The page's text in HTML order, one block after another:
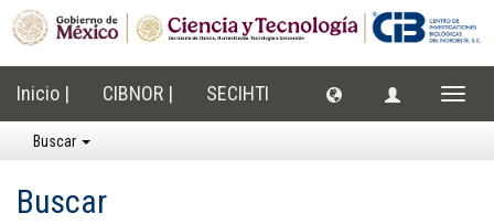
Inicio | CIBNOR | SECIHTI
Buscar
Buscar